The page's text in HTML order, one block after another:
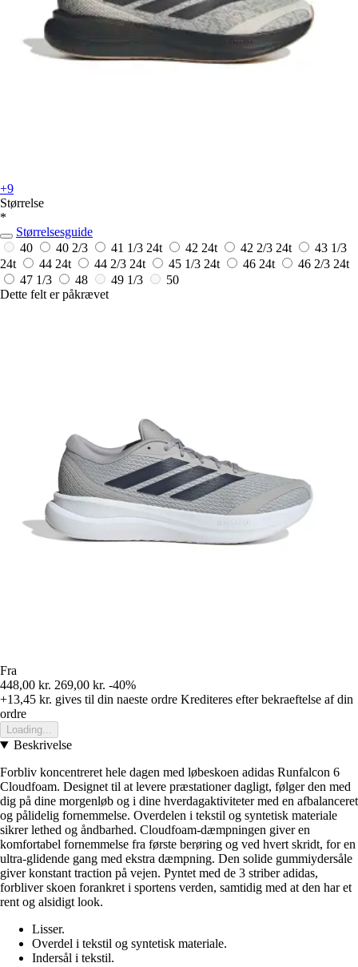
+9
Størrelse
*
Størrelsesguide
40
40 2/3 41 1/3 24t 42 24t 42 2/3 24t
43 1/3
24t
44 24t 44 2/3 24t 45 1/3 24t 46 24t 46 2/3 24t
47 1/3
48 49 1/3
50
Dette felt er påkrævet
Fra
448,00 kr. 269,00 kr. -40%
+13,45 kr. gives til din naeste ordre Krediteres efter bekraeftelse af din
ordre
Loading...
Beskrivelse
Forbliv koncentreret hele dagen med løbeskoen adidas Runfalcon 6
Cloudfoam. Designet til at levere præstationer dagligt, følger den med
dig på dine morgenløb og i dine hverdagaktiviteter med en afbalanceret
og pålidelig fornemmelse. Overdelen i tekstil og syntetisk materiale
sikrer lethed og åndbarhed. Cloudfoam-dæmpningen giver en
komfortabel fornemmelse fra første berøring og ved hvert skridt, for en
ultra-glidende gang med ekstra dæmpning. Den solide gummiydersåle
giver konstant traction på vejen. Pyntet med de 3 striber adidas,
forbliver skoen forankret i sportens verden, samtidig med at den har et
rent og alsidigt look.
Lisser.
Overdel i tekstil og syntetisk materiale.
Indersål i tekstil.